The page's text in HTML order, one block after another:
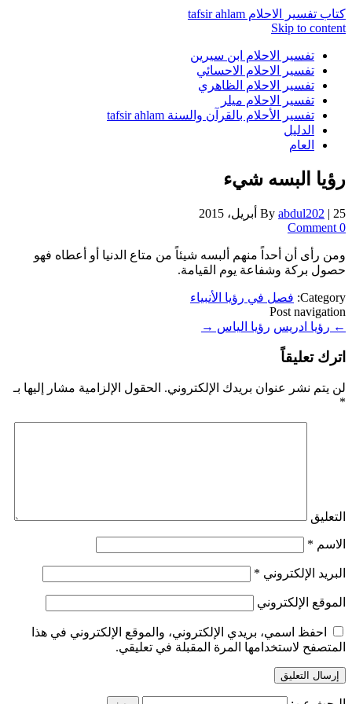
كتاب تفسير الاحلام tafsir ahlam
Skip to content
تفسير الاحلام ابن سيرين
تفسير الاحلام الاحسائي
تفسير الاحلام الظاهري
تفسير الاحلام ميلر
تفسير الأحلام بالقرآن والسنة tafsir ahlam
الدليل
العام
رؤيا البسه شيء
By abdul202 | 25 أبريل، 2015
0 Comment
ومن رأى أن أحداً منهم ألبسه شيئاً من متاع الدنيا أو أعطاه فهو
حصول بركة وشفاعة يوم القيامة.
Category: فصل في رؤيا الأنبياء
Post navigation
← رؤيا ادريس رؤيا الياس →
اترك تعليقاً
لن يتم نشر عنوان بريدك الإلكتروني. الحقول الإلزامية مشار إليها بـ
*
التعليق
الاسم *
البريد الإلكتروني *
الموقع الإلكتروني
احفظ اسمي، بريدي الإلكتروني، والموقع الإلكتروني في هذا
المتصفح لاستخدامها المرة المقبلة في تعليقي.